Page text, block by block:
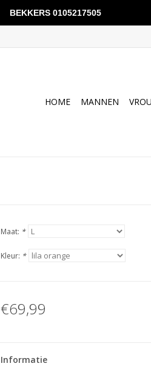
HOME MANNEN
Maat: *
Kleur: *
€69,99
Informatie
BEKKERS 0105217505